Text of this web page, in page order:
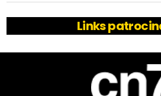
Links